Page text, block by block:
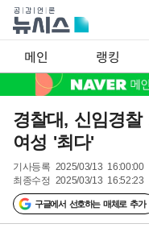
메인 랭킹
경찰대, 신임경
여성 '최다'
기사등록 2025/03/13 16:00:00
최종수정 2025/03/13 16:52:23
구글에서 선호하는 매체로 추가